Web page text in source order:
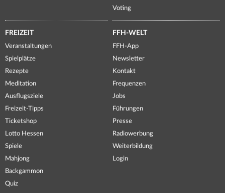
Voting
FREIZEIT
Veranstaltungen
Spielplätze
Rezepte
Meditation
Ausflugsziele
Freizeit-Tipps
Ticketshop
Lotto Hessen
Spiele
Mahjong
Backgammon
Quiz
FFH-WELT
FFH-App
Newsletter
Kontakt
Frequenzen
Jobs
Führungen
Presse
Radiowerbung
Weiterbildung
Login